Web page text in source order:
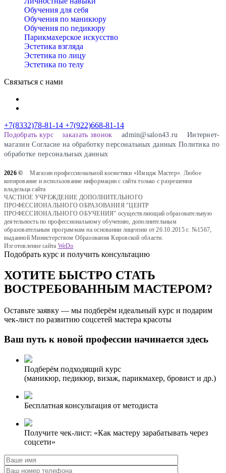
Обучения для себя
Обучения по маникюру
Обучения по педикюру
Парикмахерское искусство
Эстетика взгляда
Эстетика по лицу
Эстетика по телу
Связаться с нами
+7(8332)78-81-14 +7(922)668-81-14
Подобрать курс заказать звонок admin@salon43.ru
Интернет-
магазинCогласие на обработку персональных данныхПолитика по
обработке персональных данных
2026 ©
Магазин профессиональной косметики «Имидж Мастер». Любое
копирование и использование информации с сайта только с разрешения
владельца сайта
ЧАСТНОЕ УЧРЕЖДЕНИЕ ДОПОЛНИТЕЛЬНОГО
ПРОФЕССИОНАЛЬНОГО ОБРАЗОВАНИЯ "ЦЕНТР
ПРОФЕССИОНАЛЬНОГО ОБУЧЕНИЯ" осуществляющий образовательную
деятельность по профессиональному обучению, дополнительным
образовательным программам на основании лицензии от 26.10.2015 г. №1567,
выданной Министерством Образования Кировской области.
Изготовление сайта WeDo
Подобрать курс и получить консультацию
ХОТИТЕ БЫСТРО СТАТЬ
ВОСТРЕБОВАННЫМ МАСТЕРОМ?
Оставьте заявку — мы подберём идеальный курс и подарим
чек-лист по развитию соцсетей мастера красоты
Ваш путь к новой профессии начинается здесь
Подберём подходящий курс
(маникюр, педикюр, визаж, парикмахер, бровист и др.)
Бесплатная консультация от методиста
Получите чек-лист: «Как мастеру зарабатывать через
соцсети»